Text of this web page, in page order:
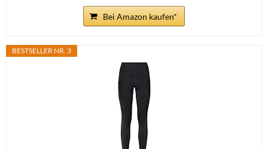
Bei Amazon kaufen*
BESTSELLER NR. 3